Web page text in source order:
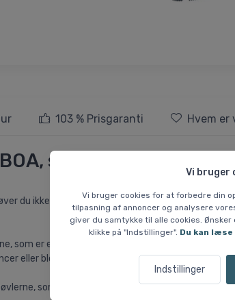
Vi bruger
Vi bruger cookies for at forbedre din
tilpasning af annoncer og analysere
giver du samtykke til alle cookies.
klikke på "Indstillinger". Du kan
Indstillinger
103 % Prisgaranti Hvem er
skistøvler, herre,
du ikke være låst til kun at bruge liften, når du
som er en metal "rygrad", der sidder bag på
eller blot ud til nærmeste nedfart.
som gør dem ideelle til både piste og off-